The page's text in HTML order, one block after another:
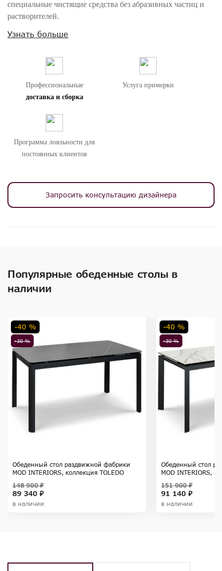
специальные чистящие средства без абразивных частиц и
растворителей.
зеркала и ковры. Диваны по запросу.
Внимание! Цвета предметов на изображениях могут отличаться из-за
Узнать больше
Профессиональные
доставка и сборка
Услуга примерки
Программа лояльности для
постоянных клиентов
Запросить консультацию дизайнера
Популярные обеденные столы в
наличии
-30 %
-40 %
Обеденный стол раздвижной фабрики
MOD INTERIORS, коллекция TOLEDO
89 340 ₽
148 900 ₽
в наличии
-30 %
-40 %
Обеденный стол
MOD INTERIORS,
91 140 ₽
151 900 ₽
в наличии